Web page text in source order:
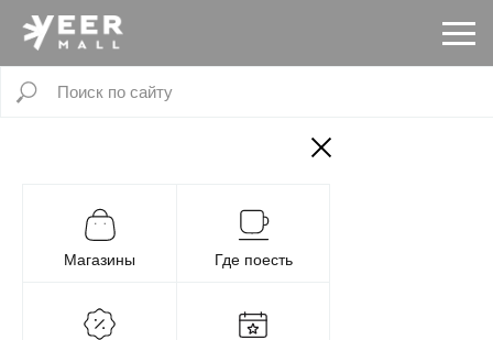
Магазины Где поесть